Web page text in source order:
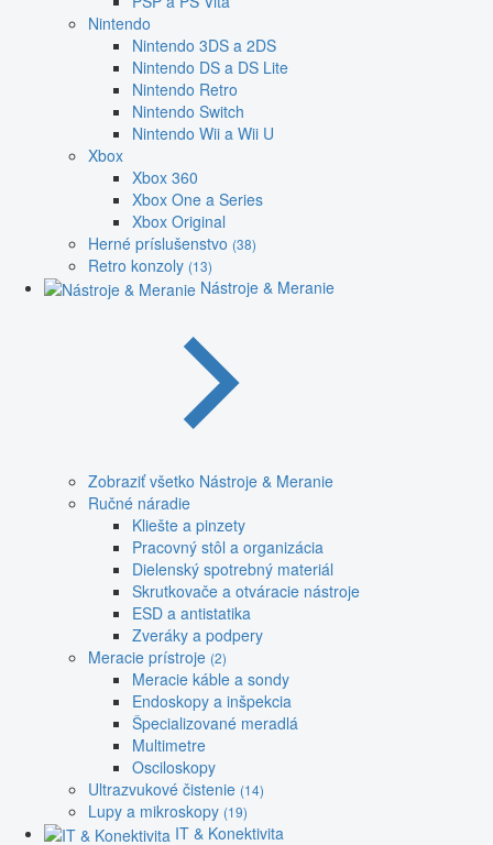
Nintendo
Nintendo 3DS a 2DS
Nintendo DS a DS Lite
Nintendo Retro
Nintendo Switch
Nintendo Wii a Wii U
Xbox
Xbox 360
Xbox One a Series
Xbox Original
Herné príslušenstvo (38)
Retro konzoly (13)
Nástroje & Meranie
Zobraziť všetko Nástroje & Meranie
Ručné náradie
Kliešte a pinzety
Pracovný stôl a organizácia
Dielenský spotrebný materiál
Skrutkovače a otváracie nástroje
ESD a antistatika
Zveráky a podpery
Meracie prístroje (2)
Meracie káble a sondy
Endoskopy a inšpekcia
Špecializované meradlá
Multimetre
Osciloskopy
Ultrazvukové čistenie (14)
Lupy a mikroskopy (19)
IT & Konektivita